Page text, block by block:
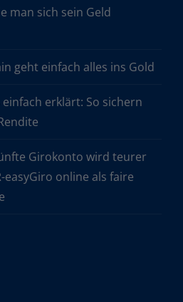
man sich sein Geld
geht einfach alles ins Gold
erklärt: So sichern
Girokonto wird teurer
easyGiro online als faire